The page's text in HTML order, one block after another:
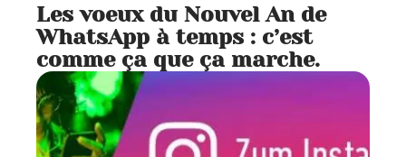
Les voeux du Nouvel An de
WhatsApp à temps : c’est
comme ça que ça marche.